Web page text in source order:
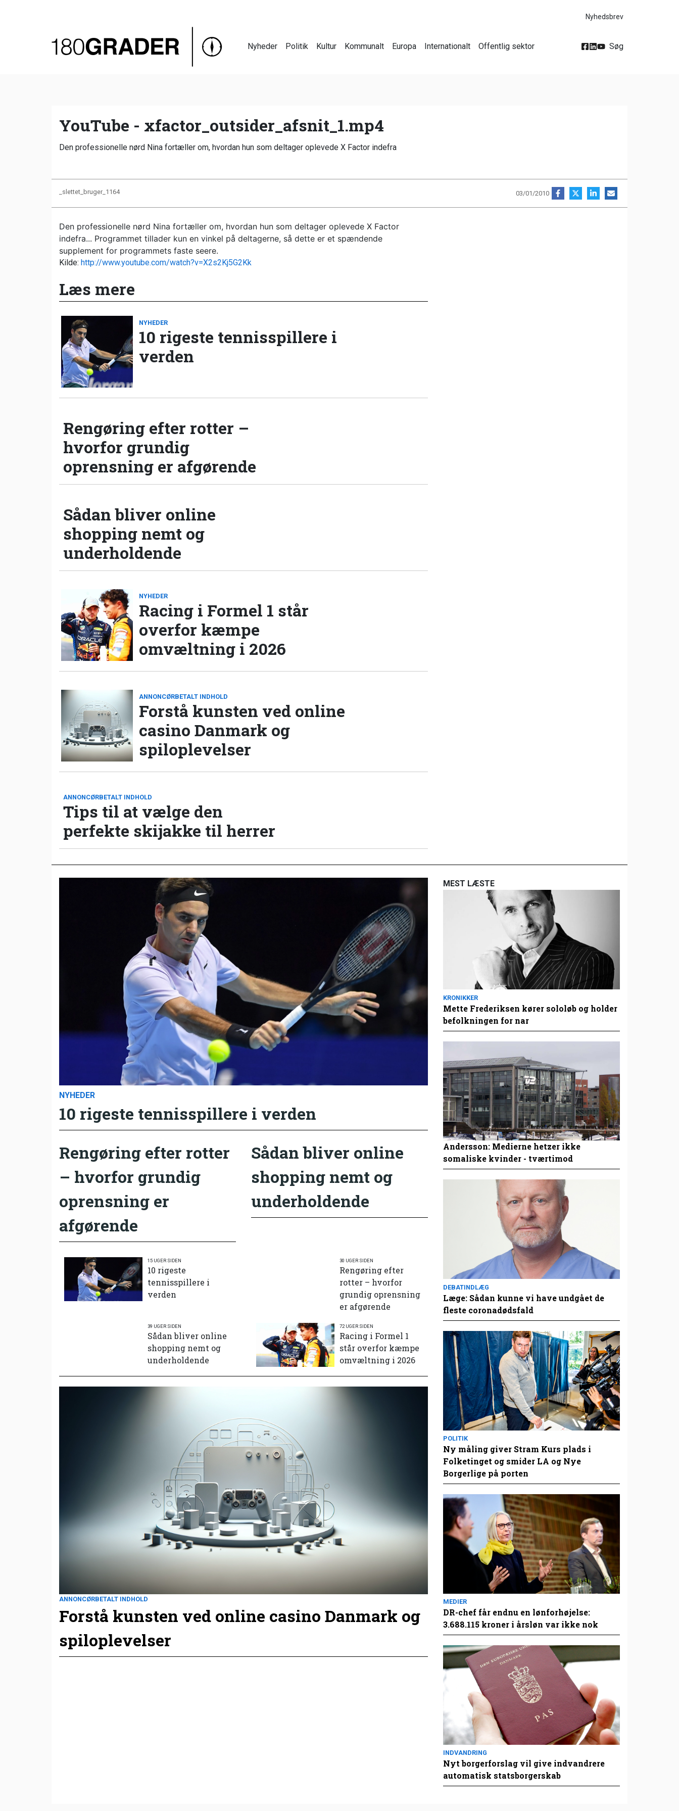
Nyhedsbrev
Nyheder Politik Kultur Kommunalt Europa Internationalt Offentlig sektor Søg
YouTube - xfactor_outsider_afsnit_1.mp4
Den professionelle nørd Nina fortæller om, hvordan hun som deltager oplevede X Factor indefra
_slettet_bruger_1164 03/01/2010
Den professionelle nørd Nina fortæller om, hvordan hun som deltager oplevede X Factor
indefra... Programmet tillader kun en vinkel på deltagerne, så dette er et spændende
supplement for programmets faste seere.
Kilde: http://www.youtube.com/watch?v=X2s2Kj5G2Kk
Læs mere
NYHEDER
10 rigeste tennisspillere i
verden
Rengøring efter rotter –
hvorfor grundig
oprensning er afgørende
Sådan bliver online
shopping nemt og
underholdende
NYHEDER
Racing i Formel 1 står
overfor kæmpe
omvæltning i 2026
ANNONCØRBETALT INDHOLD
Forstå kunsten ved online
casino Danmark og
spiloplevelser
ANNONCØRBETALT INDHOLD
Tips til at vælge den
perfekte skijakke til herrer
NYHEDER
10 rigeste tennisspillere i verden
Rengøring efter rotter
– hvorfor grundig
oprensning er
afgørende
Sådan bliver online
shopping nemt og
underholdende
15 UGER SIDEN
10 rigeste
tennisspillere i
verden
30 UGER SIDEN
Rengøring efter
rotter – hvorfor
grundig oprensning
er afgørende
39 UGER SIDEN
Sådan bliver online
shopping nemt og
underholdende
72 UGER SIDEN
Racing i Formel 1
står overfor kæmpe
omvæltning i 2026
ANNONCØRBETALT INDHOLD
Forstå kunsten ved online casino Danmark og
spiloplevelser
MEST LÆSTE
KRONIKKER
Mette Frederiksen kører sololøb og holder
befolkningen for nar
Andersson: Medierne hetzer ikke
somaliske kvinder - tværtimod
DEBATINDLÆG
Læge: Sådan kunne vi have undgået de
fleste coronadødsfald
POLITIK
Ny måling giver Stram Kurs plads i
Folketinget og smider LA og Nye
Borgerlige på porten
MEDIER
DR-chef får endnu en lønforhøjelse:
3.688.115 kroner i årsløn var ikke nok
INDVANDRING
Nyt borgerforslag vil give indvandrere
automatisk statsborgerskab